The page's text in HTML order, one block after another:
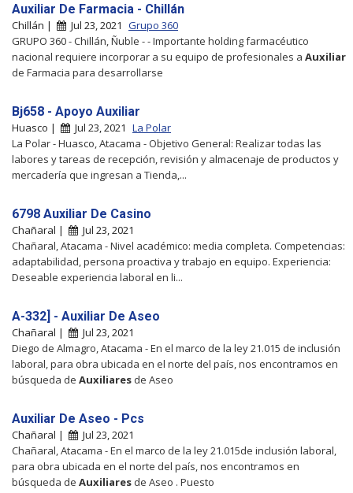
Auxiliar De Farmacia - Chillán
Chillán | Jul 23, 2021 Grupo 360
GRUPO 360 - Chillán, Ñuble - - Importante holding farmacéutico
nacional requiere incorporar a su equipo de profesionales a Auxiliar
de Farmacia para desarrollarse
Bj658 - Apoyo Auxiliar
Huasco | Jul 23, 2021 La Polar
La Polar - Huasco, Atacama - Objetivo General: Realizar todas las
labores y tareas de recepción, revisión y almacenaje de productos y
mercadería que ingresan a Tienda,...
6798 Auxiliar De Casino
Chañaral |
Jul 23, 2021
Chañaral, Atacama - Nivel académico: media completa. Competencias:
adaptabilidad, persona proactiva y trabajo en equipo. Experiencia:
Deseable experiencia laboral en li...
A-332] - Auxiliar De Aseo
Chañaral |
Jul 23, 2021
Diego de Almagro, Atacama - En el marco de la ley 21.015 de inclusión
laboral, para obra ubicada en el norte del país, nos encontramos en
búsqueda de Auxiliares de Aseo
Auxiliar De Aseo - Pcs
Chañaral |
Jul 23, 2021
Chañaral, Atacama - En el marco de la ley 21.015de inclusión laboral,
para obra ubicada en el norte del país, nos encontramos en
búsqueda de Auxiliares de Aseo . Puesto